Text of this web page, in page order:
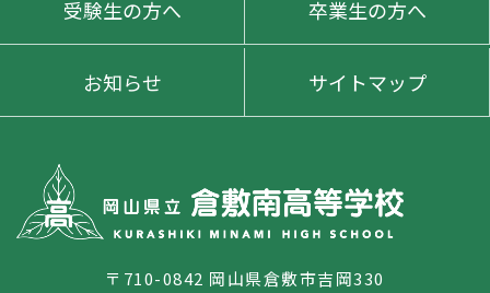
〒710-0842 岡山県倉敷市吉岡330
受験生の方へ 卒業生の方へ
お知らせ サイトマップ